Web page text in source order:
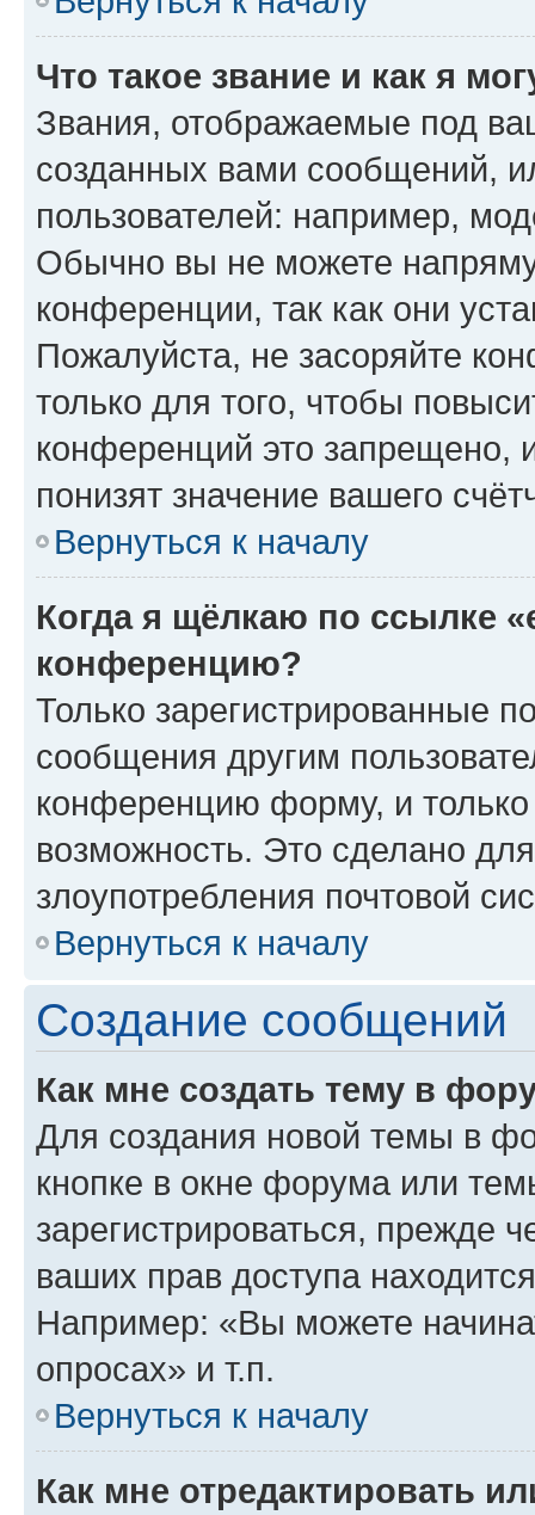
Что такое звание и как я
Звания, отображаемые под
созданных вами сообщений,
пользователей: например,
Обычно вы не можете
конференции, так как они
Пожалуйста, не засоряйте
только для того, чтобы
конференций это запрещено,
понизят значение вашего
Вернуться к началу
Когда я щёлкаю по ссылке
конференцию?
Только зарегистрированные
сообщения другим
конференцию форму, и
возможность. Это сделано
злоупотребления почтовой
Вернуться к началу
Создание сообщений
Как мне создать тему в
Для создания новой темы в
кнопке в окне форума или
зарегистрироваться, прежде
ваших прав доступа
Например: «Вы можете
опросах» и т.п.
Вернуться к началу
Как мне отредактировать